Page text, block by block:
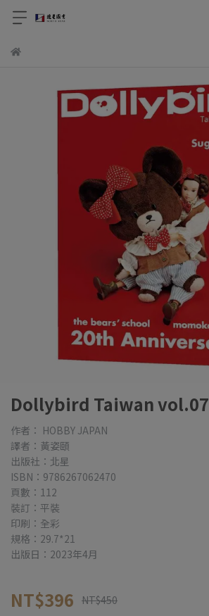
Dollybird Taiwan vol.07
作者： HOBBY JAPAN
譯者：黃姿頤
出版社：北星
ISBN：9786267062470
頁數：112
裝訂：平裝
印刷：全彩
規格：29.7*21
出版日：2023年4月
NT$396 NT$450